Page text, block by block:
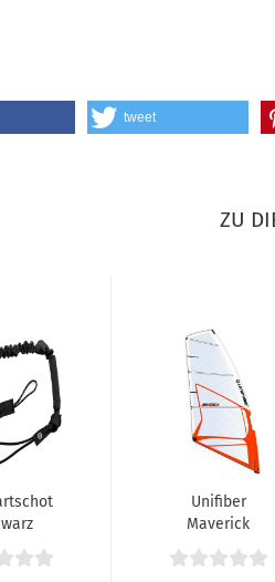
tweet
ZU
Unifiber
Maverick
Freeride Segel